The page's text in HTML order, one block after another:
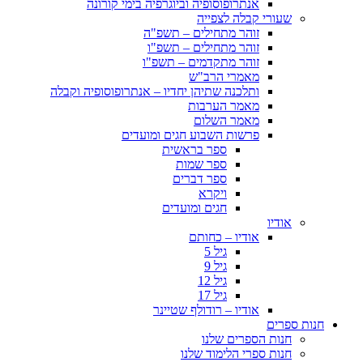
אנתרופוסופיה וביוגרפיה בימי קורונה
שעורי קבלה לצפייה
זוהר מתחילים – תשפ"ה
זוהר מתחילים – תשפ"ו
זוהר מתקדמים – תשפ"ו
מאמרי הרב"ש
ותלכנה שתיהן יחדיו – אנתרופוסופיה וקבלה
מאמר הערבות
מאמר השלום
פרשות השבוע חגים ומועדים
ספר בראשית
ספר שמות
ספר דברים
ויקרא
חגים ומועדים
אודיו
אודיו – כחותם
גיל 5
גיל 9
גיל 12
גיל 17
אודיו – רודולף שטיינר
חנות ספרים
חנות הספרים שלנו
חנות ספרי הלימוד שלנו